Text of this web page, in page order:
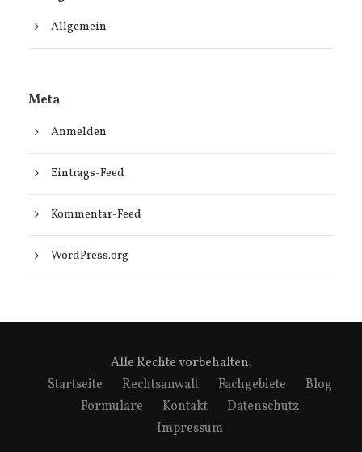
Allgemein
Meta
Anmelden
Eintrags-Feed
Kommentar-Feed
WordPress.org
Alle Rechte vorbehalten.
Startseite
Rechtsanwalt Fachgebiete
Blog
Formulare
Kontakt
Datenschutz
Impressum